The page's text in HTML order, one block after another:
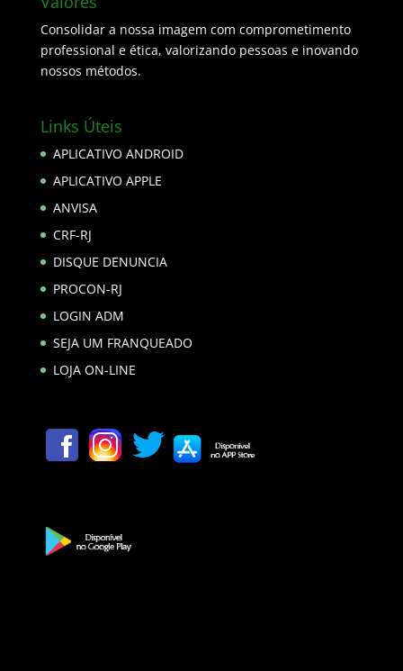
Consolidar a nossa imagem com comprometimento
professional e ética, valorizando pessoas e inovando
nossos métodos.
Links Úteis
APLICATIVO ANDROID
APLICATIVO APPLE
ANVISA
CRF-RJ
DISQUE DENUNCIA
PROCON-RJ
LOGIN ADM
SEJA UM FRANQUEADO
LOJA ON-LINE